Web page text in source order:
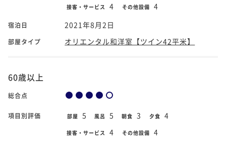
接客・サービス 4 その他設備 4
宿泊日 2021年8月2日
部屋タイプ オリエンタル和洋室【ツイン42平米】
60歳以上
総合点
項目別評価 部屋 5 風呂 5 朝食 3 夕食 4
接客・サービス 4 その他設備 4